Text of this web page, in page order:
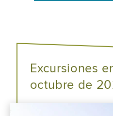
Excursiones
octubre de